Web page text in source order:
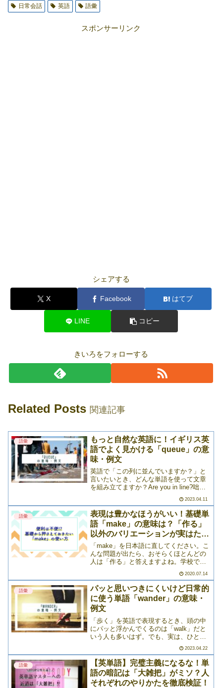
日常会話
英語 語彙
スポンサーリンク
シェアする
X Facebook はてブ
LINE コピー
きいろをフォローする
Related Posts 関連記事
語彙
もっと自然な英語に！イギリス英
語でよく見かける「queue」の意
味・例文
英語で「この列に並んでいますか？」と
言いたいとき、どんな単語を使って文章
を組み立てますか？Are you in line?咄嗟
実は、イギリス英語に限っては、この
「列」を表す「line」よりよく見かける単
語>>>
2023.04.11
語彙
表現は豊かなほうがいい！基礎単
語「make」の意味は？「作る」
以外のバリエーションが実はたく
さん
「make」を日本語に直してください。こ
んな問題が出たら、おそらくほとんどの
人は「作る」と答えますよね。学校で習
えば当然です。でも実は、英語というの
は奥が深いもので、簡単な単語になれば
なるほど、意外といろ>>>
2020.07.14
語彙
パッと思いつきにくいけど日常的
に使う単語「wander」の意味・
例文
「歩く」を英語で表現するとき、頭の中
にパッと浮かんでくるのは「walk」だと
いう人も多いはず。でも、実は、ひとく
はたくさんあるんです！それぞれニュア
ンスが若干違ったり、あるいはまた別の
意味があったりなんか>>>
2023.04.22
語彙
【英単語】完璧主義になるな！単
語の暗記は「大雑把」がミソ？人
それぞれのやりかたを徹底検証！